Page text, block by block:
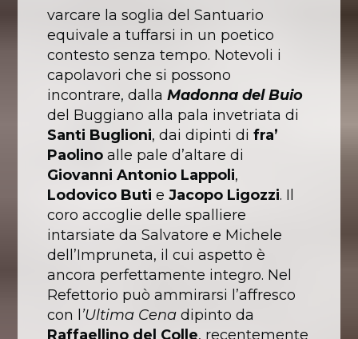
varcare la soglia del Santuario
equivale a tuffarsi in un poetico
contesto senza tempo. Notevoli i
capolavori che si possono
incontrare, dalla Madonna del Buio
del Buggiano alla pala invetriata di
Santi Buglioni, dai dipinti di fra’
Paolinoalle pale d’altare di
Giovanni Antonio Lappoli,
Lodovico Buti e Jacopo Ligozzi. Il
coro accoglie delle spalliere
intarsiate da Salvatore e Michele
dell’Impruneta, il cui aspetto è
ancora perfettamente integro. Nel
Refettorio può ammirarsi l’affresco
con l’Ultima Cenadipinto da
Raffaellino del Colle, recentemente